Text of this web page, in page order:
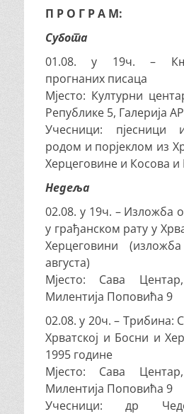
П Р О Г Р А М:
Субота
01.08. у 19ч. –
прогнаних писаца
Мјесто: Културни
Републике 5, Галерија
Учесници: пјесници
родом и порјеклом из
Херцеговине и Косова и
Недеља
02.08. у 19ч. – Изложба
у грађанском рату у
Херцеговини
августа)
Мјесто: Сава
Милентија Поповића 9
02.08. у 20ч. – Трибина:
Хрватској и Босни и
1995 године
Мјесто: Сава
Милентија Поповића 9
Учесници: др